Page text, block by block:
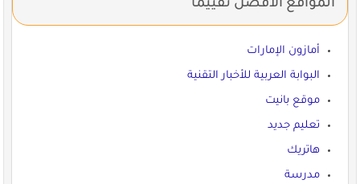
المواقع الأفضل تقييماً
أمازون الإمارات
البوابة العربية للأخبار التقنية
موقع بانيت
تعليم جديد
هاتريك
مدرسة